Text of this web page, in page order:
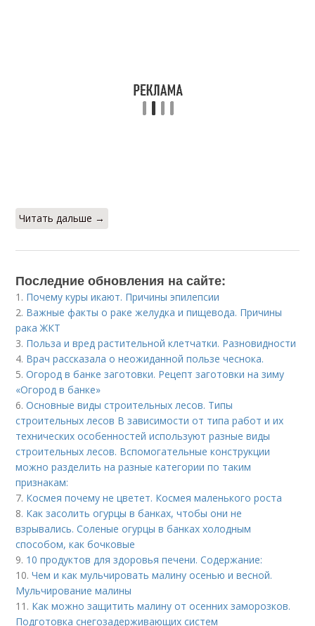
Читать дальше →
Последние обновления на сайте:
1. Почему куры икают. Причины эпилепсии
2. Важные факты о раке желудка и пищевода. Причины
рака ЖКТ
3. Польза и вред растительной клетчатки. Разновидности
4. Врач рассказала о неожиданной пользе чеснока.
5.Огород в банке заготовки. Рецепт заготовки на зиму
«Огород в банке»
6.Основные виды строительных лесов. Типы
строительных лесов В зависимости от типа работ и их
технических особенностей используют разные виды
строительных лесов. Вспомогательные конструкции
можно разделить на разные категории по таким
признакам:
7. Космея почему не цветет. Космея маленького роста
8. Как засолить огурцы в банках, чтобы они не
взрывались. Соленые огурцы в банках холодным
способом, как бочковые
9. 10 продуктов для здоровья печени. Содержание:
10.Чем и как мульчировать малину осенью и весной.
Мульчирование малины
11. Как можно защитить малину от осенних заморозков.
Подготовка снегозадерживающих систем